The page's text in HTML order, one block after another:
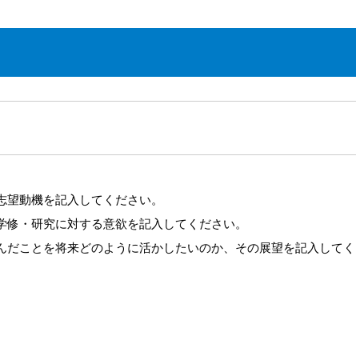
動機を記入してください。
・研究に対する意欲を記入してください。
ことを将来どのように活かしたいのか、その展望を記入してく